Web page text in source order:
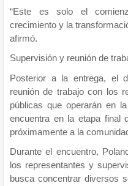
“Este es solo el
crecimiento y la
afirmó.
Supervisión y reunión de
Posterior a la entrega, el
reunión de trabajo con los
públicas que operarán en
encuentra en la etapa final
próximamente a la
Durante el encuentro,
los representantes y
busca concentrar diversos